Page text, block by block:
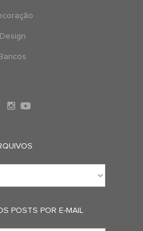
Design
Bancos
POSTS POR E-MAIL